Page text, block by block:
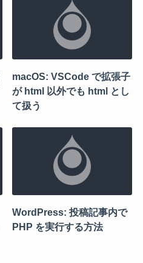
macOS: VSCode で拡張子
が html 以外でも html とし
て扱う
WordPress: 投稿記事内で
PHP を実行する方法